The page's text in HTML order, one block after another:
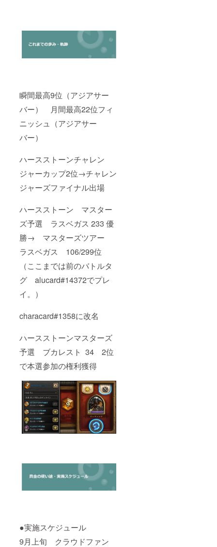
瞬間最高9位（アジアサー
バー） 月間最高22位フィ
ニッシュ（アジアサー
バー）
ハースストーンチャレン
ジャーカップ2位→チャレン
ジャーズファイナル出場
ハースストーン マスター
ズ予選 ラスベガス 233 優
勝→ マスターズツアー
ラスベガス 106/299位
（ここまでは前のバトルタ
グ alucard#14372でプレ
イ。）
characard#1358に改名
ハースストーンマスターズ
予選 ブカレスト 34 2位
で本選参加の権利獲得
●実施スケジュール
9月上旬 クラウドファン